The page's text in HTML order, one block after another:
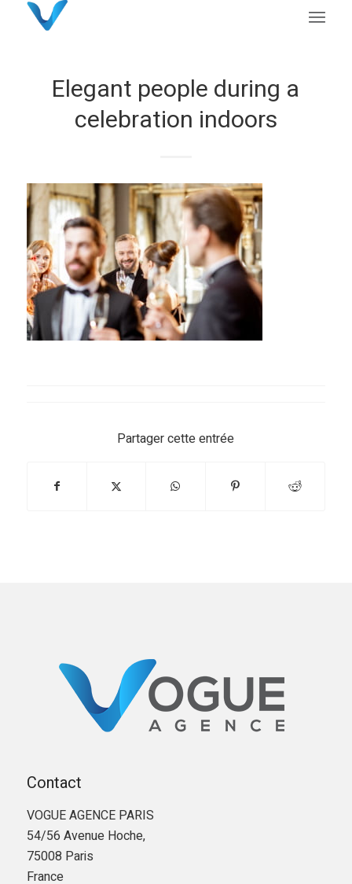
Elegant people during a
celebration indoors
Partager cette entrée
Contact
VOGUE AGENCE PARIS
54/56 Avenue Hoche,
75008 Paris
France